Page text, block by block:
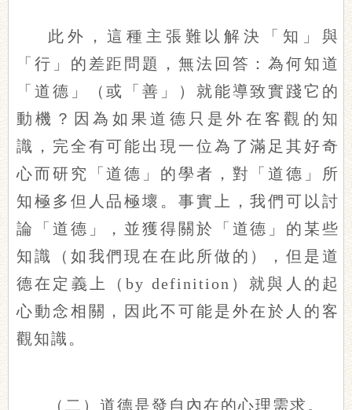
此外，這種主張難以解決「知」與
「行」的差距問題，無法回答：為何知道
「道德」（或「善」）就能導致實踐它的
動機？因為如果道德只是外在客觀的知
識，完全有可能出現一位為了滿足其好奇
心而研究「道德」的學者，對「道德」所
知極多但人品極壞。事實上，我們可以討
論「道德」，並獲得關於「道德」的某些
知識（如我們現在在此所做的），但是道
德在定義上（by definition）就與人的起
心動念相關，因此不可能是外在於人的客
觀知識。
（二）道德是發自內在的心理需求。